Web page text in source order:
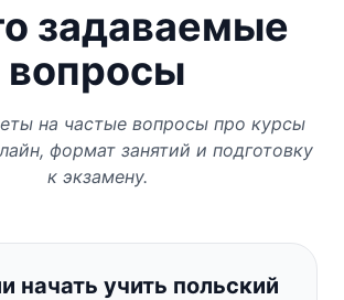
задаваемые
вопросы
на частые вопросы про курсы
формат занятий и подготовку
к экзамену.
начать учить польский